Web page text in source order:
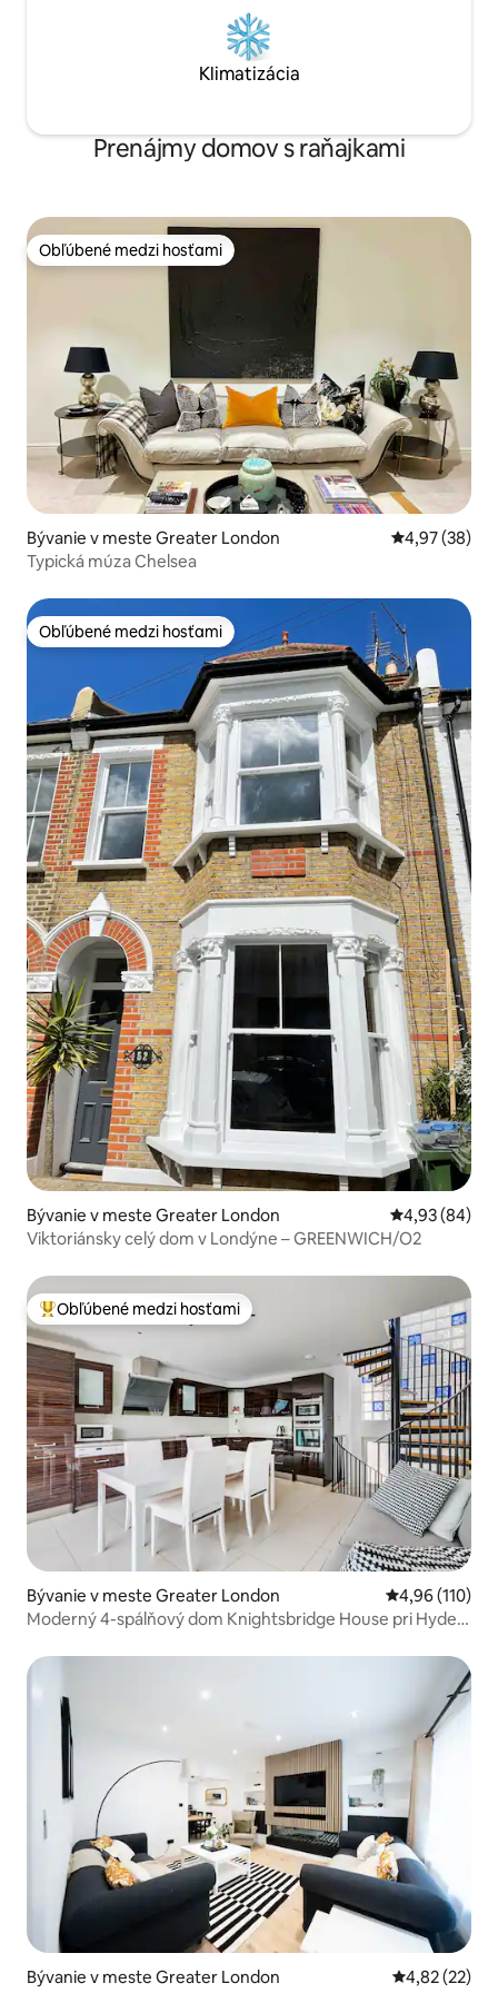
Klimatizácia
Prenájmy domov s raňajkami
Obľúbené medzi hosťami
Obľúbené medzi hosťami
Bývanie v meste Greater London Priemerné
4,97 (38)
Typická múza Chelsea
Obľúbené medzi hosťami
Obľúbené medzi hosťami
Bývanie v meste Greater London Priemerné
4,93 (84)
Viktoriánsky celý dom v Londýne – GREENWICH/O2
Najobľúbenejšie medzi hosťami
Obľúbené medzi hosťami
Bývanie v meste Greater London Priemerné
4,96 (110)
Moderný 4-spálňový dom Knightsbridge House pri Hyde
Bývanie v meste Greater London Priemerné
4,82 (22)